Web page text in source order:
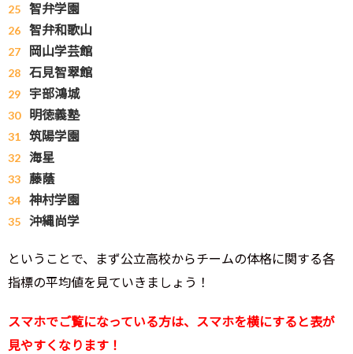
智弁学園
智弁和歌山
岡山学芸館
石見智翠館
宇部鴻城
明徳義塾
筑陽学園
海星
藤蔭
神村学園
沖縄尚学
ということで、まず公立高校からチームの体格に関する各
指標の平均値を見ていきましょう！
スマホでご覧になっている方は、スマホを横にすると表が
見やすくなります！